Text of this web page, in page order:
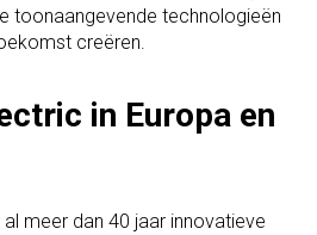
toonaangevende technologieën
creëren.
in Europa en
meer dan 40 jaar innovatieve